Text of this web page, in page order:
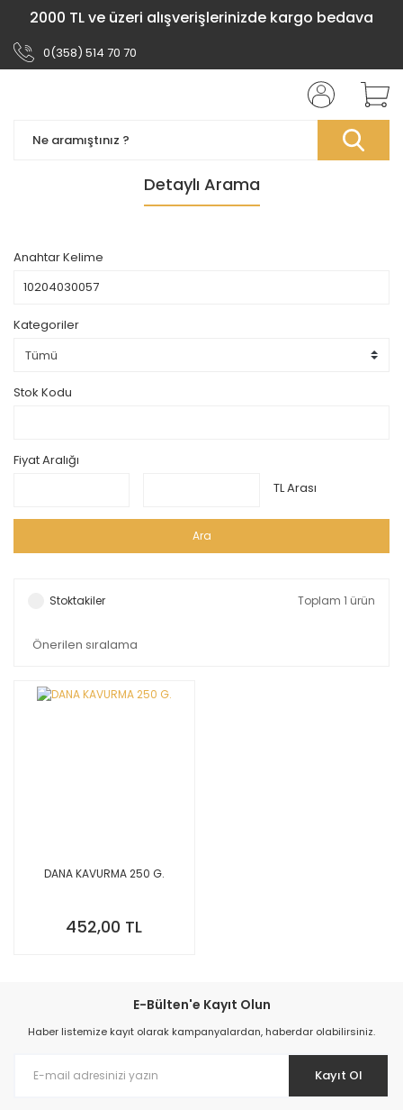
2000 TL ve üzeri alışverişlerinizde kargo bedava
0(358) 514 70 70
Detaylı Arama
Anahtar Kelime
Kategoriler
Stok Kodu
Fiyat Aralığı
TL Arası
Ara
Stoktakiler Toplam 1 ürün
DANA KAVURMA 250 G.
452,00 TL
E-Bülten'e Kayıt Olun
Haber listemize kayıt olarak kampanyalardan, haberdar olabilirsiniz.
Kayıt Ol